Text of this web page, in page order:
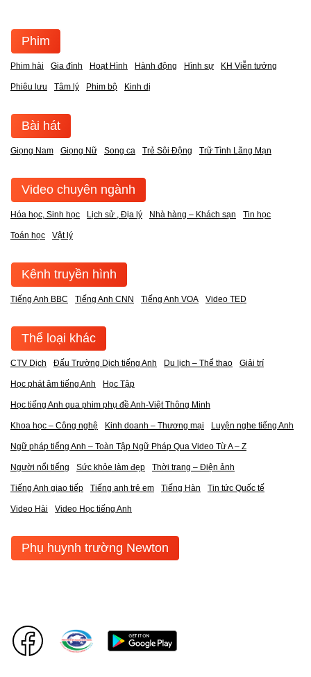
Phim
Phim hài Gia đình Hoạt Hình Hành động Hình sự KH Viễn tưởng
Phiêu lưu Tâm lý Phim bộ Kinh dị
Bài hát
Giọng Nam Giọng Nữ Song ca Trẻ Sôi Động Trữ Tình Lãng Mạn
Video chuyên ngành
Hóa học, Sinh học Lịch sử , Địa lý Nhà hàng – Khách sạn Tin học
Toán học Vật lý
Kênh truyền hình
Tiếng Anh BBC Tiếng Anh CNN Tiếng Anh VOA Video TED
Thể loại khác
CTV Dịch Đấu Trường Dịch tiếng Anh Du lịch – Thể thao Giải trí
Học phát âm tiếng Anh Học Tập
Học tiếng Anh qua phim phụ đề Anh-Việt Thông Minh
Khoa học – Công nghệ Kinh doanh – Thương mại Luyện nghe tiếng Anh
Ngữ pháp tiếng Anh – Toàn Tập Ngữ Pháp Qua Video Từ A – Z
Người nổi tiếng Sức khỏe làm đẹp Thời trang – Điện ảnh
Tiếng Anh giao tiếp Tiếng anh trẻ em Tiếng Hàn Tin tức Quốc tế
Video Hài Video Học tiếng Anh
Phụ huynh trường Newton